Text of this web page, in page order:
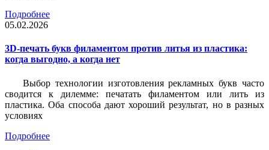
Подробнее
05.02.2026
3D-печать букв филаментом против литья из пластика:
когда выгодно, а когда нет
Выбор технологии изготовления рекламных букв часто
сводится к дилемме: печатать филаментом или лить из
пластика. Оба способа дают хороший результат, но в разных
условиях
Подробнее